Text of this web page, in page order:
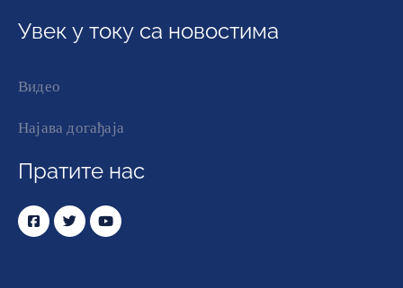
Увек у току са новостима
Видео
Најава догађаја
Пратите нас